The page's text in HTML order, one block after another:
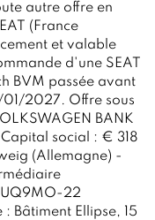
autre offre en
(France
et valable
d'une SEAT
BVM passée avant
2027. Offre sous
BANK
social : € 318
(Allemagne) -
22
Bâtiment Ellipse, 15